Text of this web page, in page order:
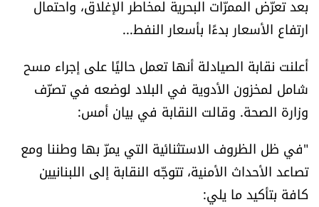
اقتصاد
العالم
الصحافة الإسرائيلية
ثقافة وفنون
بعد تعرّض الممرّات البحرية لمخاطر الإغلاق، واحتمال
ارتفاع الأسعار بدءًا بأسعار النفط...
أعلنت نقابة الصيادلة أنها تعمل حاليًا على إجراء مسح
شامل لمخزون الأدوية في البلاد لوضعه في تصرّف
وزارة الصحة. وقالت النقابة في بيان أمس:
"في ظل الظروف الاستثنائية التي يمرّ بها وطننا ومع
تصاعد الأحداث الأمنية، تتوجّه النقابة إلى اللبنانيين
كافة بتأكيد ما يلي: